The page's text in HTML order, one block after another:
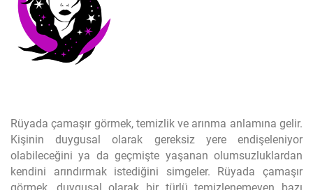
Rüyada çamaşır görmek, temizlik ve arınma anlamına gelir.
Kişinin duygusal olarak gereksiz yere endişeleniyor
olabileceğini ya da geçmişte yaşanan olumsuzluklardan
kendini arındırmak istediğini simgeler. Rüyada çamaşır